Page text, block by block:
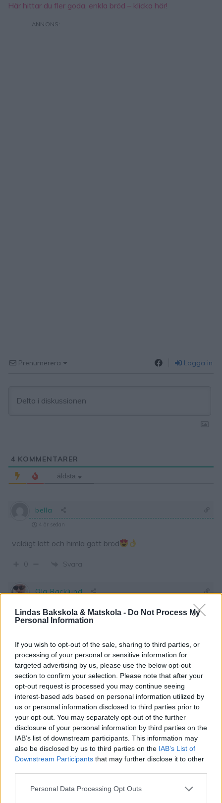
Lindas Bakskola & Matskola - Do Not Process My
Personal Information
If you wish to opt-out of the sale, sharing to third parties, or
processing of your personal or sensitive information for
targeted advertising by us, please use the below opt-out
section to confirm your selection. Please note that after your
opt-out request is processed you may continue seeing
interest-based ads based on personal information utilized by
us or personal information disclosed to third parties prior to
your opt-out. You may separately opt-out of the further
disclosure of your personal information by third parties on the
IAB’s list of downstream participants. This information may
also be disclosed by us to third parties on the IAB’s List of
Downstream Participants that may further disclose it to other
Personal Data Processing Opt Outs
Här hittar du fler goda, enkla bröd – klicka här!
Prenumerera Logga in
4 KOMMENTARER
äldsta
bella
4 år sedan
väldigt lätt och himla gott bröd
0 Svara
Ola Backlund
Lättbakat, Fantastiskt Gott, Både Original, men även Lite
Testat med Lite både Rågsikt, och Rågmjöl, nu senast
även med Russin, och Brödkryddor,,
1 Svara
Sara T
4 år sedan
Farligt gott!
0 Svara
Annette